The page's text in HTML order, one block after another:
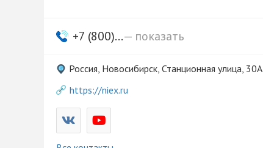
+7 (800)...— показать
Россия, Новосибирск, Станционная улица, 30А
https://niex.ru